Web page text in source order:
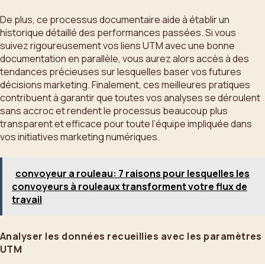
De plus, ce processus documentaire aide à établir un
historique détaillé des performances passées. Si vous
suivez rigoureusement vos liens UTM avec une bonne
documentation en parallèle, vous aurez alors accès à des
tendances précieuses sur lesquelles baser vos futures
décisions marketing. Finalement, ces meilleures pratiques
contribuent à garantir que toutes vos analyses se déroulent
sans accroc et rendent le processus beaucoup plus
transparent et efficace pour toute l’équipe impliquée dans
vos initiatives marketing numériques.
convoyeur a rouleau: 7 raisons pour lesquelles les
convoyeurs à rouleaux transforment votre flux de
travail
Analyser les données recueillies avec les paramètres
UTM